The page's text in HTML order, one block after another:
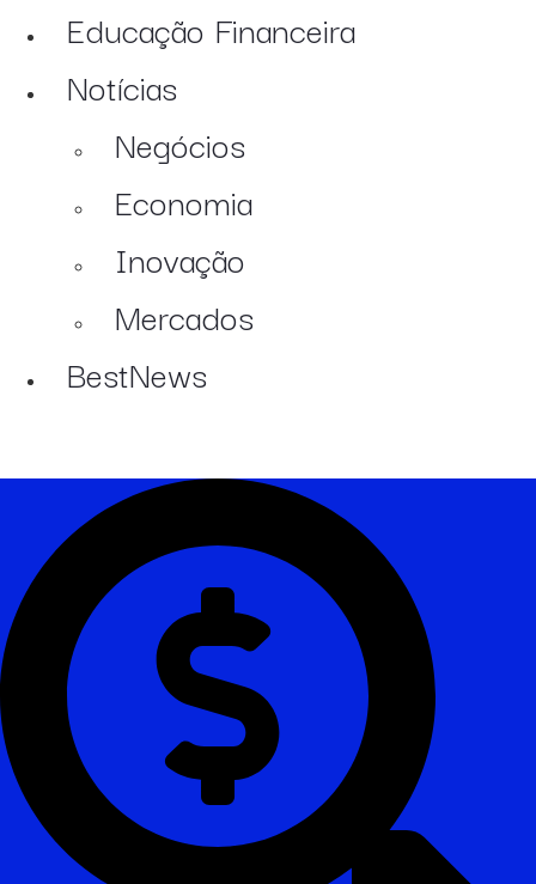
Educação Financeira
Notícias
Negócios
Economia
Inovação
Mercados
BestNews